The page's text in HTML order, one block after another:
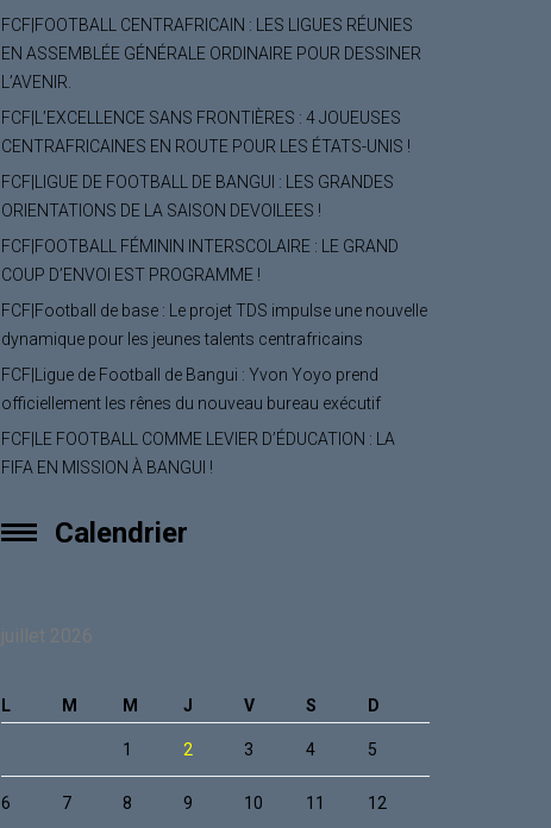
FCF|FOOTBALL CENTRAFRICAIN : LES LIGUES RÉUNIES
EN ASSEMBLÉE GÉNÉRALE ORDINAIRE POUR DESSINER
L’AVENIR.
FCF|L’EXCELLENCE SANS FRONTIÈRES : 4 JOUEUSES
CENTRAFRICAINES EN ROUTE POUR LES ÉTATS-UNIS !
FCF|LIGUE DE FOOTBALL DE BANGUI : LES GRANDES
ORIENTATIONS DE LA SAISON DEVOILEES !
FCF|FOOTBALL FÉMININ INTERSCOLAIRE : LE GRAND
COUP D’ENVOI EST PROGRAMME !
FCF|Football de base : Le projet TDS impulse une nouvelle
dynamique pour les jeunes talents centrafricains
FCF|Ligue de Football de Bangui : Yvon Yoyo prend
officiellement les rênes du nouveau bureau exécutif
FCF|LE FOOTBALL COMME LEVIER D’ÉDUCATION : LA
FIFA EN MISSION À BANGUI !
Calendrier
juillet 2026
L M M J V S D
1 2 3 4 5
6 7 8 9 10 11 12